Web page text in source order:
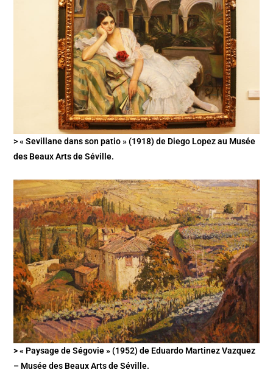
> « Sevillane dans son patio » (1918) de Diego Lopez au Musée
des Beaux Arts de Séville.
> « Paysage de Ségovie » (1952) de Eduardo Martinez Vazquez
– Musée des Beaux Arts de Séville.